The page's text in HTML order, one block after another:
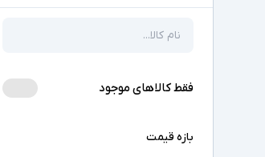
فقط کالاهای موجود
بازه قیمت